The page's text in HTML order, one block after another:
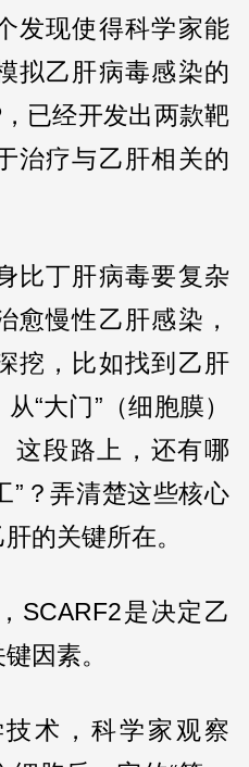
发现使得科学家能
拟乙肝病毒感染的
已经开发出两款靶
治疗与乙肝相关的
比丁肝病毒要复杂
愈慢性乙肝感染，
挖，比如找到乙肝
“大门”（细胞膜）
这段路上，还有哪
”？弄清楚这些核心
的关键所在。
SCARF2是决定乙
因素。
术，科学家观察